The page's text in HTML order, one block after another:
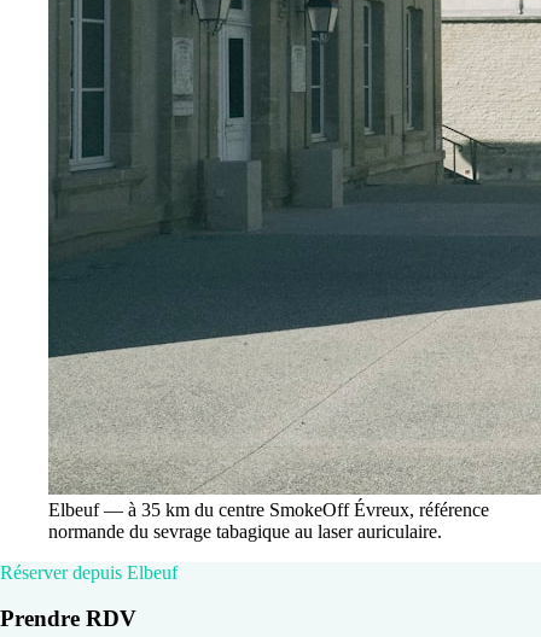
Elbeuf — à 35 km du centre SmokeOff Évreux, référence
normande du sevrage tabagique au laser auriculaire.
Réserver depuis Elbeuf
Prendre RDV